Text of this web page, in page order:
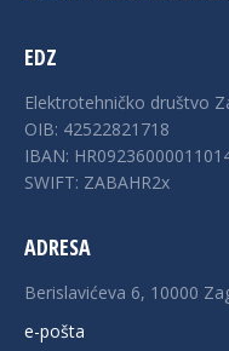
EDZ
Elektrotehničko društvo
OIB: 42522821718
IBAN:
SWIFT: ZABAHR2x
ADRESA
Berislavićeva 6, 10000
e-pošta